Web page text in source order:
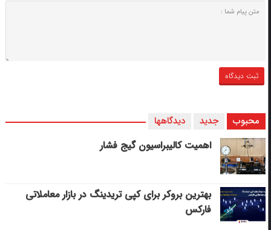
محبوب جدید دیدگاهها
اهمیت کالیبراسیون گیج فشار
بهترین بروکر برای کپی‌ تریدینگ در بازار معاملاتی
فارکس